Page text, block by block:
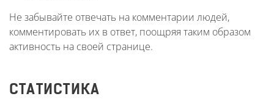
Не забывайте отвечать на комментарии людей,
комментировать их в ответ, поощряя таким образом
активность на своей странице.
СТАТИСТИКА